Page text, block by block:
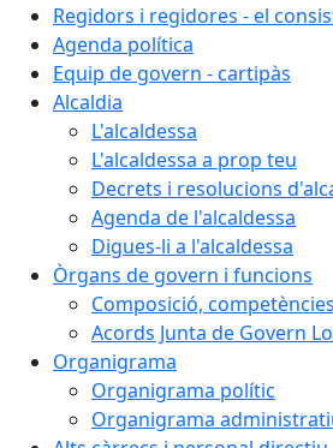
Regidors i regidores - el
Agenda política
Equip de govern - cartipàs
Alcaldia
L'alcaldessa
L'alcaldessa a prop teu
Decrets i resolucions
Agenda de l'alcaldessa
Digues-li a l'alcaldessa
Òrgans de govern i funcions
Composició,
Acords Junta de Govern
Organigrama
Organigrama polític
Organigrama